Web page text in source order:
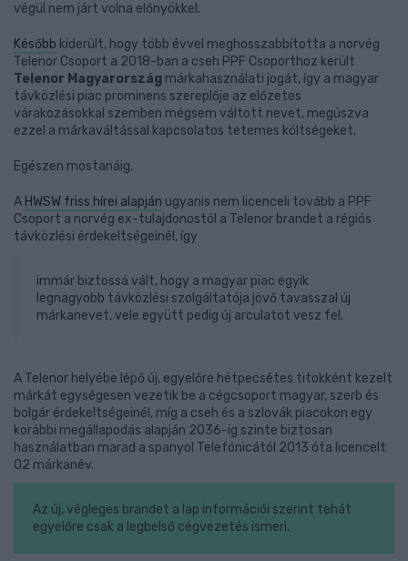
végül nem járt volna előnyökkel.
Később kiderült, hogy több évvel meghosszabbította a norvég
Telenor Csoport a 2018-ban a cseh PPF Csoporthoz került
Telenor Magyarország márkahasználati jogát, így a magyar
távközlési piac prominens szereplője az előzetes
várakozásokkal szemben mégsem váltott nevet, megúszva
ezzel a márkaváltással kapcsolatos tetemes költségeket.
Egészen mostanáig.
A HWSW friss hírei alapján ugyanis nem licenceli tovább a PPF
Csoport a norvég ex-tulajdonostól a Telenor brandet a régiós
távközlési érdekeltségeinél, így
immár biztossá vált, hogy a magyar piac egyik
legnagyobb távközlési szolgáltatója jövő tavasszal új
márkanevet, vele együtt pedig új arculatot vesz fel.
A Telenor helyébe lépő új, egyelőre hétpecsétes titokként kezelt
márkát egységesen vezetik be a cégcsoport magyar, szerb és
bolgár érdekeltségeinél, míg a cseh és a szlovák piacokon egy
korábbi megállapodás alapján 2036-ig szinte biztosan
használatban marad a spanyol Telefónicától 2013 óta licencelt
O2 márkanév.
Az új, végleges brandet a lap információi szerint tehát
egyelőre csak a legbelső cégvezetés ismeri.